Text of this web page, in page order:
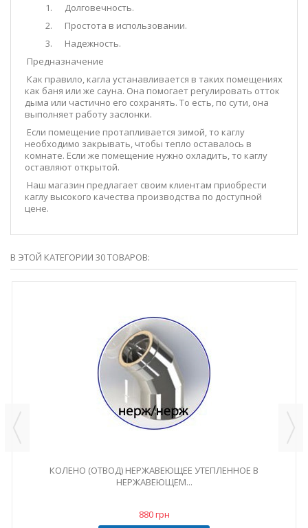
1.
Долговечность.
2.
Простота в использовании.
3.
Надежность.
Предназначение
Как правило, кагла устанавливается в таких помещениях
как баня или же сауна. Она помогает регулировать отток
дыма или частично его сохранять. То есть, по сути, она
выполняет работу заслонки.
Если помещение протапливается зимой, то каглу
необходимо закрывать, чтобы тепло оставалось в
комнате. Если же помещение нужно охладить, то каглу
оставляют открытой.
Наш магазин предлагает своим клиентам приобрести
каглу высокого качества производства по доступной
цене.
В ЭТОЙ КАТЕГОРИИ 30 ТОВАРОВ:
КОЛЕНО (ОТВОД) НЕРЖАВЕЮЩЕЕ УТЕПЛЕННОЕ В
НЕРЖАВЕЮЩЕМ...
880 грн